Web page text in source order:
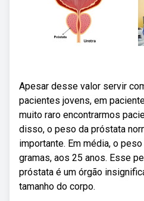
Apesar desse valor servir
pacientes jovens, em
muito raro encontrarmos
disso, o peso da próstata
importante. Em média, o
gramas, aos 25 anos. Esse
próstata é um órgão
tamanho do corpo.